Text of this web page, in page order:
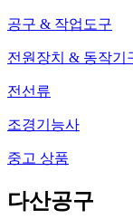
공구 & 작업도구
전원장치 & 동작기
전선류
조경기능사
중고 상품
다산공구